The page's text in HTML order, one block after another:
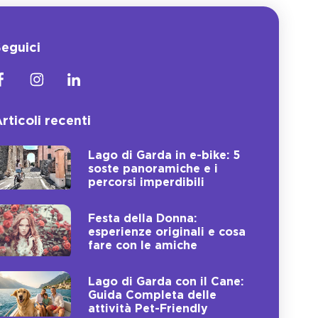
recenti
Lago di Garda in e-bike: 5
soste panoramiche e i
percorsi imperdibili
Festa della Donna:
esperienze originali e cosa
fare con le amiche
Lago di Garda con il Cane:
Guida Completa delle
attività Pet-Friendly